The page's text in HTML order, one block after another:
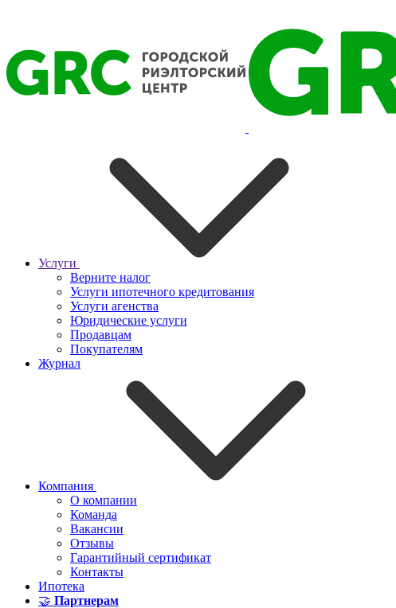
Услуги
Верните налог
Услуги ипотечного кредитования
Услуги агенства
Юридические услуги
Продавцам
Покупателям
Журнал
Компания
О компании
Команда
Вакансии
Отзывы
Гарантийный сертификат
Контакты
Ипотека
🤝 Партнерам